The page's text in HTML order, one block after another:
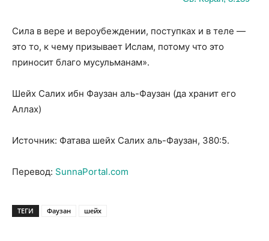
Сила в вере и вероубеждении, поступках и в теле —
это то, к чему призывает Ислам, потому что это
приносит благо мусульманам».
Шейх Салих ибн Фаузан аль-Фаузан (да хранит его
Аллах)
Источник: Фатава шейх Салих аль-Фаузан, 380:5.
Перевод: SunnaPortal.com
ТЕГИ Фаузан шейх